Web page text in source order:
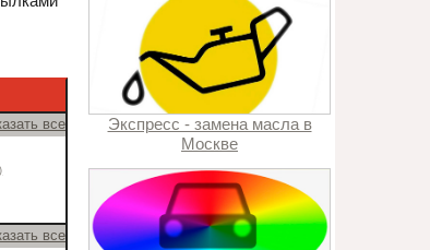
все
все
Экспресс - замена масла в
Москве